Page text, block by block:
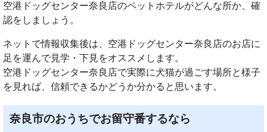
空港ドッグセンター奈良店のペットホテルがどんな所か、確
認をしましょう。
ネットで情報収集後は、空港ドッグセンター奈良店のお店に
足を運んで見学・下見をオススメします。
空港ドッグセンター奈良店で実際に犬猫が過ごす場所と様子
を見れば、信頼できるかどうか分かると思います。
奈良市のおうちでお留守番するなら